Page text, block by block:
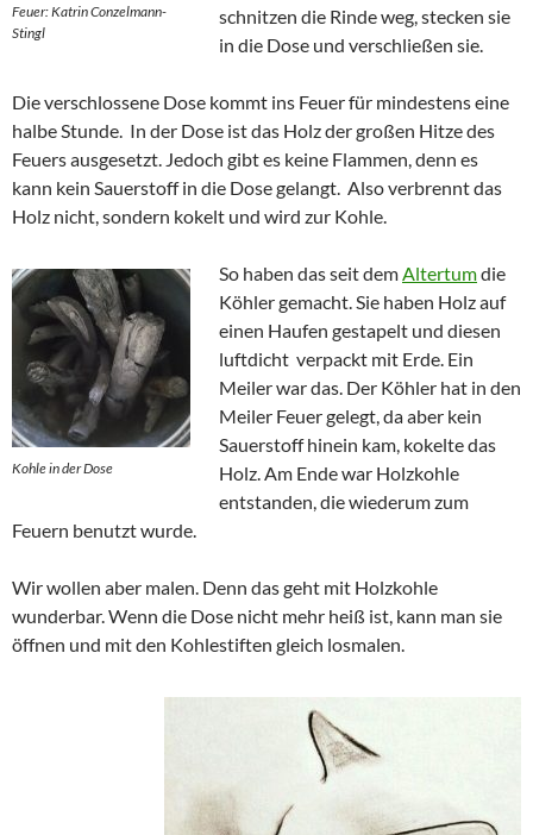
Feuer: Katrin Conzelmann-
Stingl
schnitzen die Rinde weg, stecken sie
in die Dose und verschließen sie.
Die verschlossene Dose kommt ins Feuer für mindestens eine
halbe Stunde. In der Dose ist das Holz der großen Hitze des
Feuers ausgesetzt. Jedoch gibt es keine Flammen, denn es
kann kein Sauerstoff in die Dose gelangt. Also verbrennt das
Holz nicht, sondern kokelt und wird zur Kohle.
Kohle in der Dose
So haben das seit dem Altertumdie
Köhler gemacht. Sie haben Holz auf
einen Haufen gestapelt und diesen
luftdicht verpackt mit Erde. Ein
Meiler war das. Der Köhler hat in den
Meiler Feuer gelegt, da aber kein
Sauerstoff hinein kam, kokelte das
Holz. Am Ende war Holzkohle
entstanden, die wiederum zum
Feuern benutzt wurde.
Wir wollen aber malen. Denn das geht mit Holzkohle
wunderbar. Wenn die Dose nicht mehr heiß ist, kann man sie
öffnen und mit den Kohlestiften gleich losmalen.